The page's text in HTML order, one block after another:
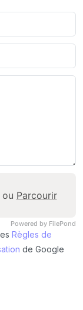
Powered by FilePond
Parcourir
Règles de
de Google